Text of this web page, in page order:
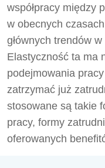
współpracy między
w obecnych
głównych trendów
Elastyczność ta ma
podejmowania
zatrzymać już
stosowane są takie
pracy, formy
oferowanych